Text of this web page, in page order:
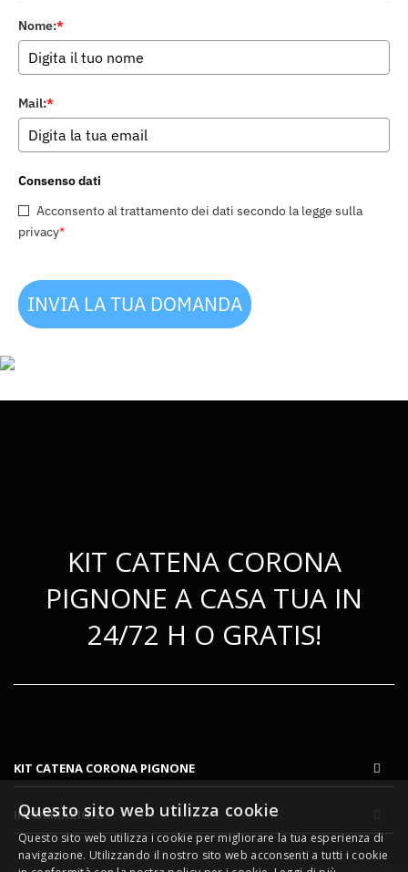
Nome:*
Mail:*
Consenso dati
Acconsento al trattamento dei dati secondo la legge sulla
privacy*
INVIA LA TUA DOMANDA
KIT CATENA CORONA
PIGNONE A CASA TUA IN
24/72 H O GRATIS!
KIT CATENA CORONA PIGNONE
INFORMAZIONI
Questo sito web utilizza cookie
Questo sito web utilizza i cookie per migliorare la tua esperienza di
navigazione. Utilizzando il nostro sito web acconsenti a tutti i cookie